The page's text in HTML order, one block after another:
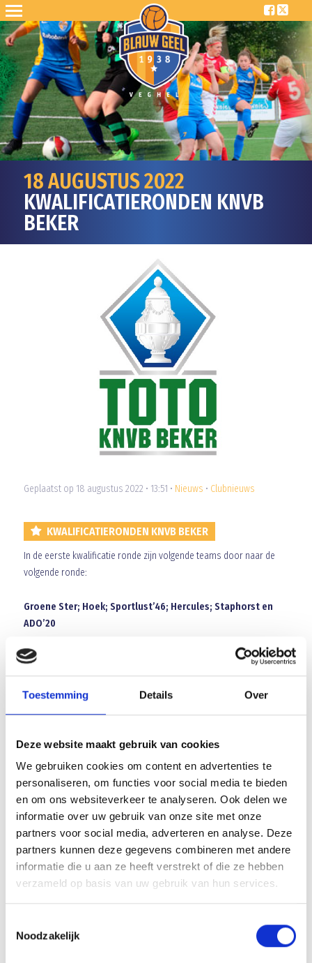
Toestemming Details Over
Deze website maakt gebruik van cookies
We gebruiken cookies om content en advertenties te
personaliseren, om functies voor social media te bieden
en om ons websiteverkeer te analyseren. Ook delen we
informatie over uw gebruik van onze site met onze
partners voor social media, adverteren en analyse. Deze
partners kunnen deze gegevens combineren met andere
informatie die u aan ze heeft verstrekt of die ze hebben
verzameld op basis van uw gebruik van hun services.
Noodzakelijk
18 AUGUSTUS 2022
KWALIFICATIERONDEN KNVB
BEKER
Geplaatst op 18 augustus 2022 • 13:51 • Nieuws • Clubnieuws
KWALIFICATIERONDEN KNVB BEKER
In de eerste kwalificatie ronde zijn volgende teams door naar de
volgende ronde:
Groene Ster; Hoek; Sportlust’46; Hercules; Staphorst en
ADO’20
Vaststelling wedstrijden 2de kwalificatie ronde:
Klik Hier>>KB02 vaststelling
Twitter FacebookWhatsApp
IN MEMORIAM: Tonnie van de Wetering
Voorbeschouwing JOS Watergraafsmeer – Blauw
Geel’38/JUMBO